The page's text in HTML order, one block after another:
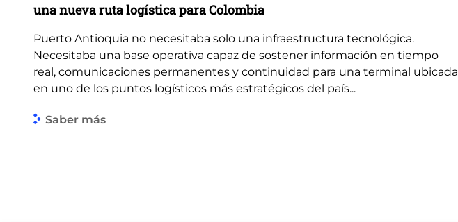
una nueva ruta logística para Colombia
Puerto Antioquia no necesitaba solo una infraestructura tecnológica.
Necesitaba una base operativa capaz de sostener información en tiempo
real, comunicaciones permanentes y continuidad para una terminal ubicada
en uno de los puntos logísticos más estratégicos del país...
Saber más